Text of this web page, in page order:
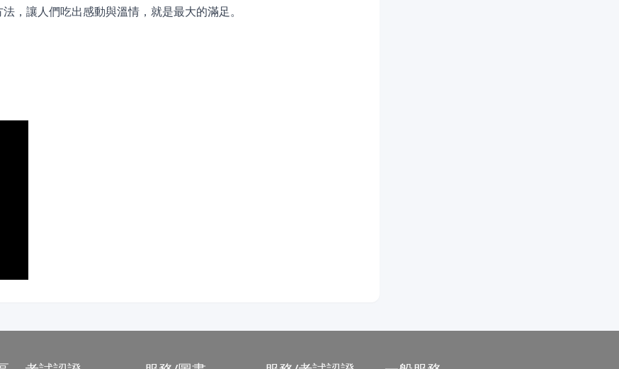
，讓人們吃出感動與溫情，就是最大的滿足。